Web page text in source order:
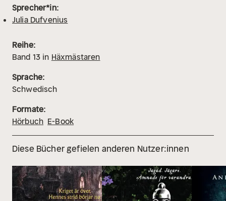
Sprecher*in:
Julia Dufvenius
Reihe:
Band 13 in Häxmästaren
Sprache:
Schwedisch
Formate:
Hörbuch E-Book
Diese Bücher gefielen anderen Nutzer:innen